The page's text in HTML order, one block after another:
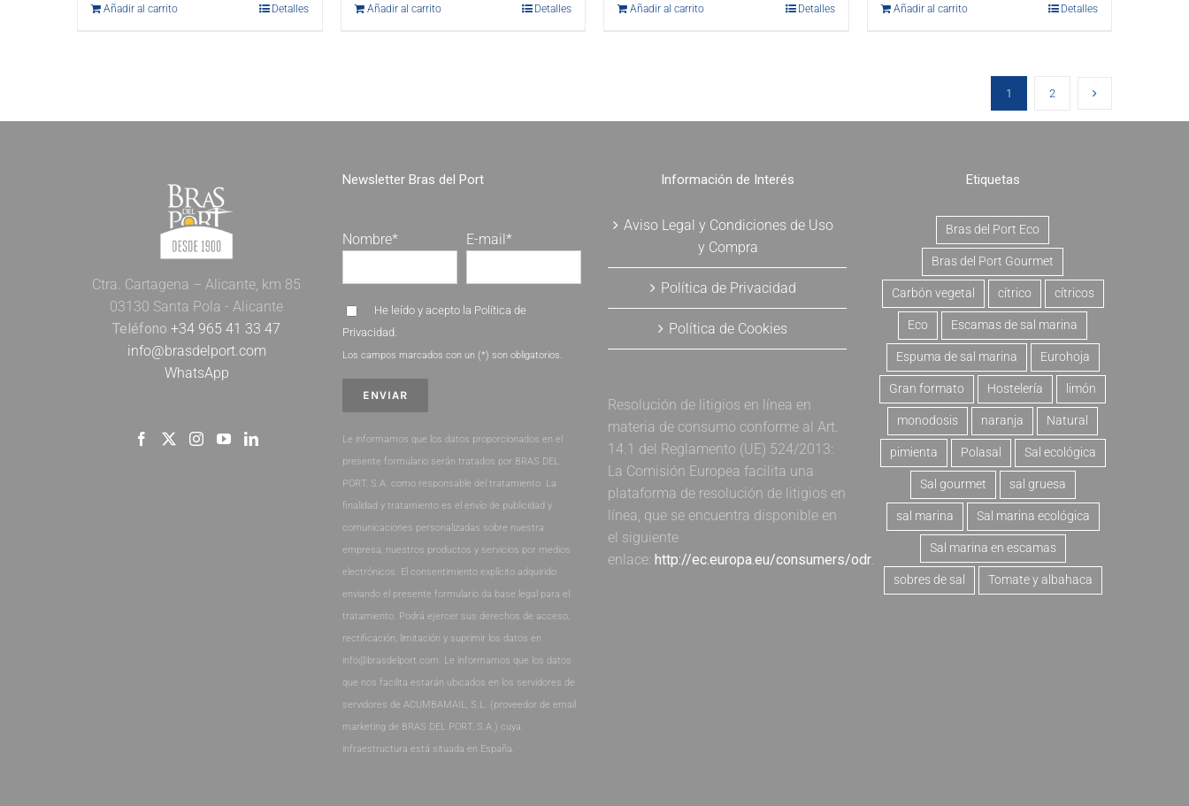
Añadir al carrito Detalles Añadir al carrito Detalles Añadir al carrito Detalles Añadir al carrito Detalles
1 2
Ctra. Cartagena – Alicante, km 85
03130 Santa Pola - Alicante
Teléfono +34 965 41 33 47
info@brasdelport.com
WhatsApp
Newsletter Bras del Port
Nombre* E-mail*
He leído y acepto la Política de
Privacidad.
Los campos marcados con un (*) son obligatorios.
Le informamos que los datos proporcionados en el
presente formulario serán tratados por BRAS DEL
PORT, S.A. como responsable del tratamiento. La
finalidad y tratamiento es el envío de publicidad y
comunicaciones personalizadas sobre nuestra
empresa, nuestros productos y servicios por medios
electrónicos. El consentimiento explícito adquirido
enviando el presente formulario da base legal para el
tratamiento. Podrá ejercer sus derechos de acceso,
rectificación, limitación y suprimir los datos en
info@brasdelport.com. Le informamos que los datos
que nos facilita estarán ubicados en los servidores de
servidores de ACUMBAMAIL, S.L. (proveedor de email
marketing de BRAS DEL PORT, S.A.) cuya
infraestructura está situada en España.
Información de Interés
Aviso Legal y Condiciones de Uso
y Compra
Política de Privacidad
Política de Cookies
Resolución de litigios en línea en
materia de consumo conforme al Art.
14.1 del Reglamento (UE) 524/2013:
La Comisión Europea facilita una
plataforma de resolución de litigios en
línea, que se encuentra disponible en
el siguiente
enlace: http://ec.europa.eu/consumers/odr.
Etiquetas
Bras del Port Eco
Bras del Port Gourmet
Carbón vegetal cítrico cítricos
Eco Escamas de sal marina
Espuma de sal marina Eurohoja
Gran formato Hostelería limón
monodosis naranja Natural
pimienta Polasal Sal ecológica
Sal gourmet sal gruesa
sal marina Sal marina ecológica
Sal marina en escamas
sobres de sal Tomate y albahaca